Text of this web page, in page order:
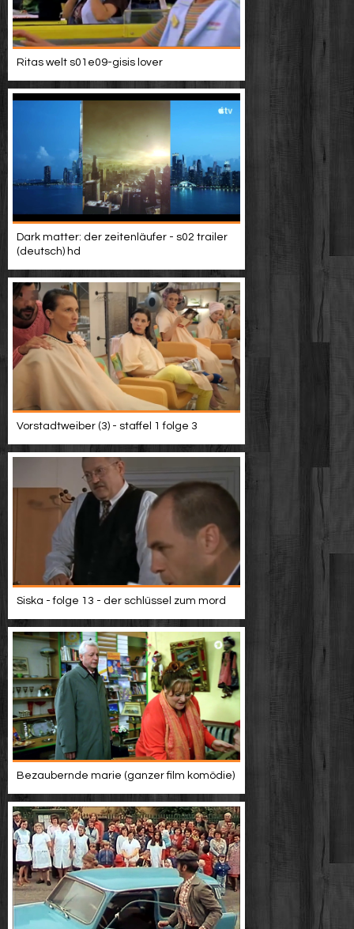
Ritas welt s01e09-gisis lover
Dark matter: der zeitenläufer - s02 trailer
(deutsch) hd
Vorstadtweiber (3) - staffel 1 folge 3
Siska - folge 13 - der schlüssel zum mord
Bezaubernde marie (ganzer film komödie)